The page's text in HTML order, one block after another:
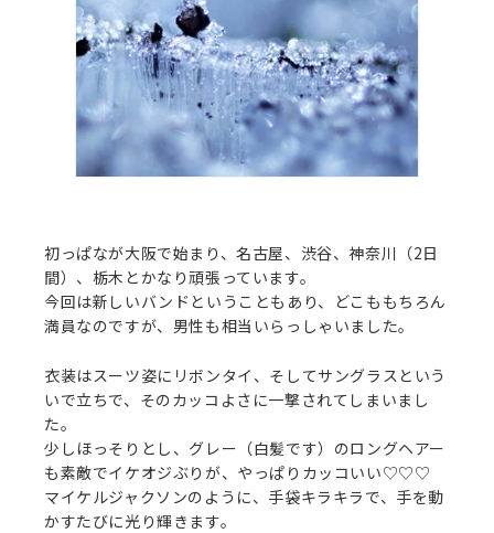
初っぱなが大阪で始まり、名古屋、渋谷、神奈川（2日
間）、栃木とかなり頑張っています。
今回は新しいバンドということもあり、どこももちろん
満員なのですが、男性も相当いらっしゃいました。
衣装はスーツ姿にリボンタイ、そしてサングラスという
いで立ちで、そのカッコよさに一撃されてしまいまし
た。
少しほっそりとし、グレー（白髪です）のロングヘアー
も素敵でイケオジぶりが、やっぱりカッコいい♡♡♡
マイケルジャクソンのように、手袋キラキラで、手を動
かすたびに光り輝きます。